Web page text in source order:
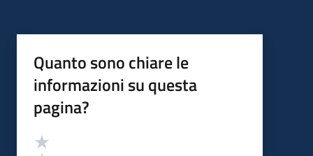
Quanto sono chiare le
informazioni su questa
pagina?
Valutazione